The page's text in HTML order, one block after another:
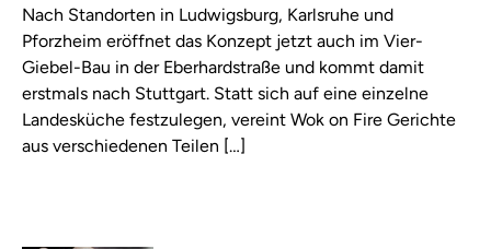
Nach Standorten in Ludwigsburg, Karlsruhe und
Pforzheim eröffnet das Konzept jetzt auch im Vier-
Giebel-Bau in der Eberhardstraße und kommt damit
erstmals nach Stuttgart. Statt sich auf eine einzelne
Landesküche festzulegen, vereint Wok on Fire Gerichte
aus verschiedenen Teilen […]